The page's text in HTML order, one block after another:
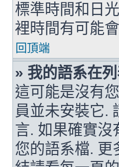
標準時間和日
裡時間有可能
回頂端
» 我的語系在
這可能是沒有
員並未安裝它.
言. 如果確實沒
您的語系檔. 更